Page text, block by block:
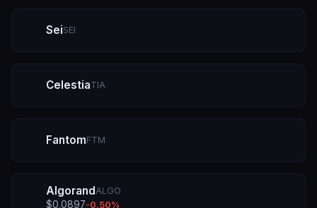
SeiSEI
CelestiaTIA
FantomFTM
AlgorandALGO
$0.0897-0.50%